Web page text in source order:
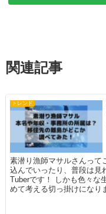
関連記事
トレンド
素潜り漁師マサルさんって
込んでいったり、普段は見
Tuberです！ しかも色々な
めて考える切っ掛けになり